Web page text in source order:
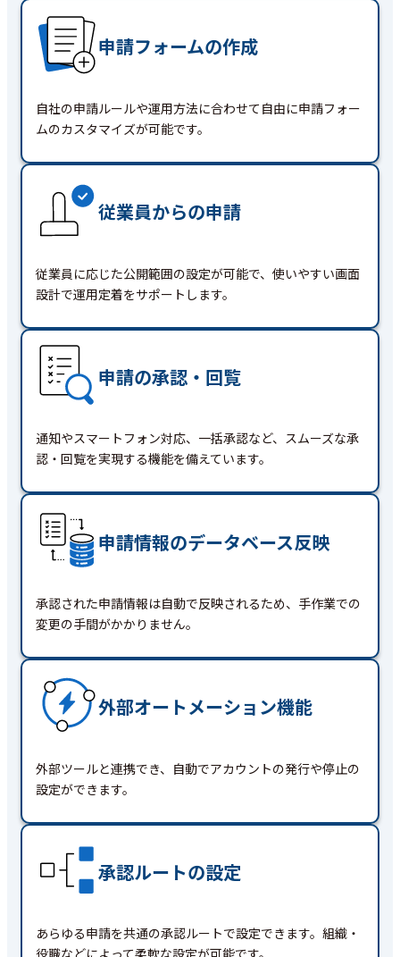
申請フォームの作成
自社の申請ルールや運用方法に合わせて自由に申請フォー
ムのカスタマイズが可能です。
従業員からの申請
従業員に応じた公開範囲の設定が可能で、使いやすい画面
設計で運用定着をサポートします。
申請の承認・回覧
通知やスマートフォン対応、一括承認など、スムーズな承
認・回覧を実現する機能を備えています。
申請情報のデータベース反映
承認された申請情報は自動で反映されるため、手作業での
変更の手間がかかりません。
外部オートメーション機能
外部ツールと連携でき、自動でアカウントの発行や停止の
設定ができます。
承認ルートの設定
あらゆる申請を共通の承認ルートで設定できます。組織・